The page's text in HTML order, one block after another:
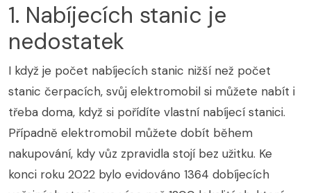
1. Nabíjecích stanic je
nedostatek
I když je počet nabíjecích stanic nižší než počet
stanic čerpacích, svůj elektromobil si můžete nabít i
třeba doma, když si pořídíte vlastní nabíjecí stanici.
Případně elektromobil můžete dobít během
nakupování, kdy vůz zpravidla stojí bez užitku. Ke
konci roku 2022 bylo evidováno 1364 dobíjecích